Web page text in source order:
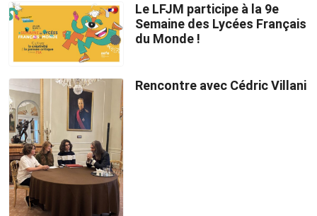
Le LFJM participe à la 9e
Semaine des Lycées Français
du Monde !
Rencontre avec Cédric Villani